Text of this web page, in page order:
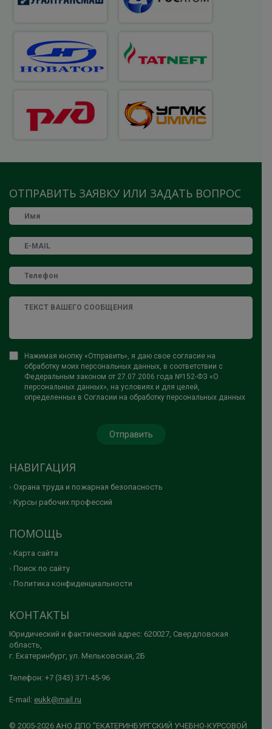
ОТПРАВИТЬ ЗАЯВКУ ИЛИ ЗАДАТЬ ВОПРОС
Нажимая кнопку «Отправить», я даю свое согласие на
обработку моих персональных данных, в соответствии с
Федеральным законом от 27.07.2006 года №152-ФЗ «О
персональных данных», на условиях и для целей,
определенных в Согласии на обработку персональных данных
НАВИГАЦИЯ
Охрана труда и пожарная безопасность
Курсы рабочих профессий
ПОМОЩЬ
Карта сайта
Поиск по сайту
Политика конфиденциальности
КОНТАКТЫ
Юридический и фактический адрес: 620027, Свердловская
область,
г. Екатеринбург, ул. Мельковская, 2Б
Телефон: +7 (343) 371-45-96
E-mail: eukk@mail.ru
© 2005-2026 АНО ДПО "ЕКАТЕРИНБУРГСКИЙ УЧЕБНО-КУРСОВОЙ